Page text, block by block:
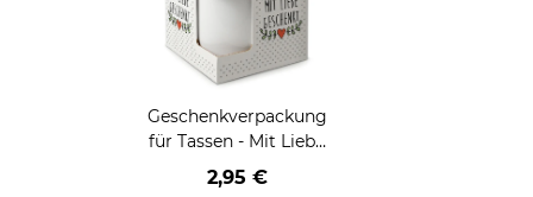
Geschenkverpackung
für Tassen - Mit Liebe
geschenkt
2,95 €